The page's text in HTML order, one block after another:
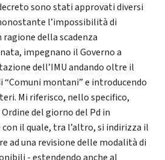
sono stati approvati diversi
l’impossibilità di
della scadenza
impegnano il Governo a
dell’IMU andando oltre il
montani” e introducendo
Mi riferisco, nello specifico,
del giorno del Pd in
il quale, tra l’altro, si indirizza il
ad una revisione delle modalità di